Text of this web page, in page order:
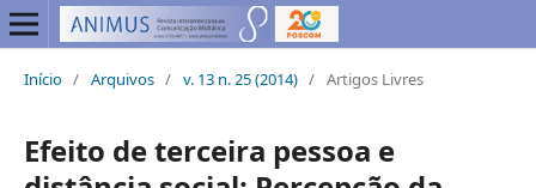
Início / Arquivos / v. 13 n. 25 (2014) / Artigos Livres
Efeito de terceira pessoa e